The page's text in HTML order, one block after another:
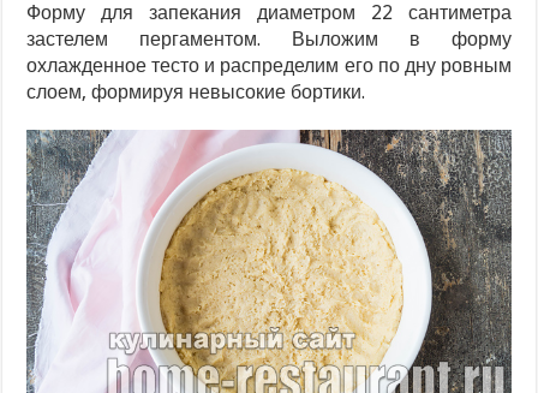
Форму для запекания диаметром 22 сантиметра
застелем пергаментом. Выложим в форму
охлажденное тесто и распределим его по дну ровным
слоем, формируя невысокие бортики.